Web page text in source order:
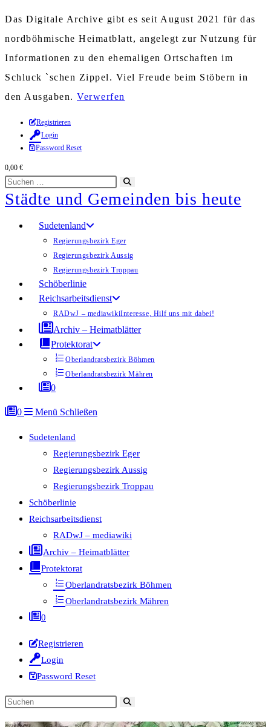
Das Digitale Archive gibt es seit August 2021 für das
nordböhmische Heimatblatt, angelegt zur Nutzung für
Informationen zu den ehemaligen Ortschaften im
Schluck `schen Zippel. Viel Freude beim Stöbern in
den Ausgaben. Verwerfen
Zum
Inhalt
springen
Registrieren
Login
Password Reset
0,00 €
Diese
Website
durchsuchen
starten
Städte und Gemeinden bis heute
Sudetenland
Regierungsbezirk Eger
Regierungsbezirk Aussig
Regierungsbezirk Troppau
Schöberlinie
Reichsarbeitsdienst
RADwJ – mediawikiInteresse, Hilf uns mit dabei!
Archiv – Heimatblätter
Protektorat
Oberlandratsbezirk Böhmen
Oberlandratsbezirk Mähren
0
0 Menü Schließen
Sudetenland
Regierungsbezirk Eger
Regierungsbezirk Aussig
Regierungsbezirk Troppau
Schöberlinie
Reichsarbeitsdienst
RADwJ – mediawiki
Archiv – Heimatblätter
Protektorat
Oberlandratsbezirk Böhmen
Oberlandratsbezirk Mähren
0
Registrieren
Login
Password Reset
Diese